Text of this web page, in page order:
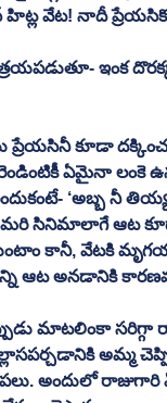
హిట్ల వేట! నాదీ
ఇంక
కూడా
ఏమైనా లంకె
‘అబ్బ నీ
సినిమాలాగే ఆట
కానీ, వేటకి
ఆట అనడానికి
మాటలింకా సరిగ్గా
అమ్మ
అందులో రాజుగారి